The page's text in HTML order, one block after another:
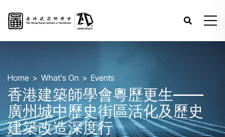
Home What's On Events
香港建築師學會粵歷更生——
廣州城中歷史街區活化及歷史
建築改造深度行